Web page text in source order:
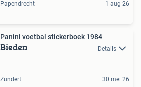
Papendrecht 1 aug 26
Panini voetbal stickerboek 1984
Bieden Details
Zundert 30 mei 26